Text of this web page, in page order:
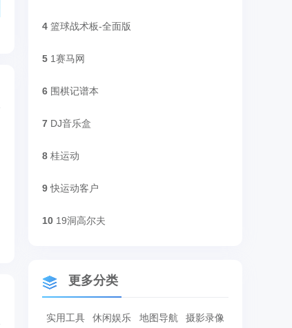
4 篮球战术板-全面版
5 1赛马网
6 围棋记谱本
7 DJ音乐盒
8 桂运动
9 快运动客户
10 19洞高尔夫
更多分类
实用工具 休闲娱乐 地图导航 摄影录像